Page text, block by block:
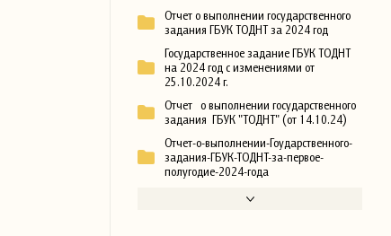
Отчет о выполнении государственного
задания ГБУК ТОДНТ за 2024 год
Государственное задание ГБУК ТОДНТ
на 2024 год с изменениями от
25.10.2024 г.
Отчет о выполнении государственного
задания ГБУК "ТОДНТ" (от 14.10.24)
Отчет-о-выполнении-Гоударственного-
задания-ГБУК-ТОДНТ-за-первое-
полугодие-2024-года